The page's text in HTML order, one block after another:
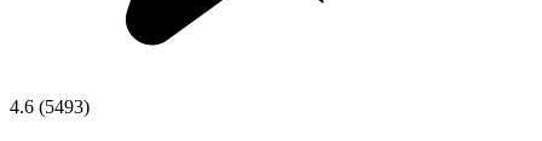
4.6 (5493)